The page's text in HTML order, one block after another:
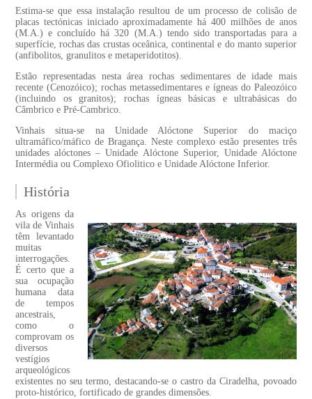
Estima-se que essa instalação resultou de um processo de colisão de
placas tectónicas iniciado aproximadamente há 400 milhões de anos
(M.A.) e concluído há 320 (M.A.) tendo sido transportadas para a
superfície, rochas das crustas oceânica, continental e do manto superior
(anfibolitos, granulitos e metaperidotitos).
Estão representadas nesta área rochas sedimentares de idade mais
recente (Cenozóico); rochas metassedimentares e ígneas do Paleozóico
(incluindo os granitos); rochas ígneas básicas e ultrabásicas do
Câmbrico e Pré-Cambrico.
Vinhais situa-se na Unidade Alóctone Superior do maciço
ultramáfico/máfico de Bragança. Neste complexo estão presentes três
unidades alóctones – Unidade Alóctone Superior, Unidade Alóctone
Intermédia ou Complexo Ofiolitico e Unidade Alóctone Inferior.
História
As origens da
vila de Vinhais
têm levantado
muitas
interrogações.
É certo que a
sua ocupação
humana data
de tempos
ancestrais,
como o
comprovam os
diversos
vestígios
arqueológicos
existentes no seu termo, destacando-se o castro da Ciradelha, povoado
proto-histórico, fortificado de grandes dimensões.